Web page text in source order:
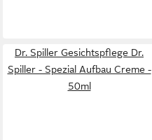
Dr. Spiller Gesichtspflege Dr.
Spiller - Spezial Aufbau Creme -
50ml